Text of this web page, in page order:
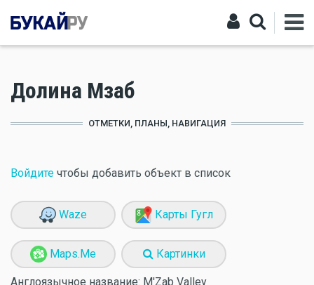
Долина Мзаб
ОТМЕТКИ, ПЛАНЫ, НАВИГАЦИЯ
Войдите чтобы добавить объект в список
Waze Карты Гугл
Maps.Me Картинки
Англоязычное название: M'Zab Valley